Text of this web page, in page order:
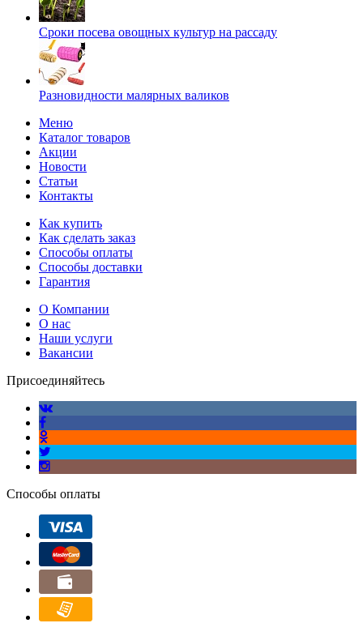
Сроки посева овощных культур на рассаду
Разновидности малярных валиков
Меню
Каталог товаров
Акции
Новости
Статьи
Контакты
Как купить
Как сделать заказ
Способы оплаты
Способы доставки
Гарантия
О Компании
О нас
Наши услуги
Вакансии
Присоединяйтесь
Способы оплаты